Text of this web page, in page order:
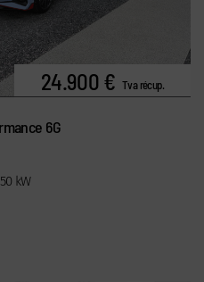
24.900 € Tva récup.
6G
kW